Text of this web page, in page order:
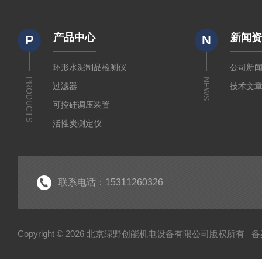
P
PRODUCTS
产品中心
环形水泥制品检测仪
过滤器
可控硅调压装置
活性炭测定仪
N
NEWS
新闻
公司新
技术文
联系电话：15311260326
Copyright © 2026 北京绿野创能机电设备有限公司版权所有 备